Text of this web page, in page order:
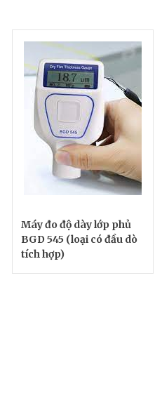
Máy đo độ dày lớp phủ
BGD 545 (loại có đầu dò
tích hợp)